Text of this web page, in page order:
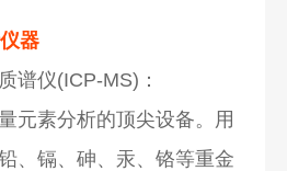
器
谱仪(ICP-MS)：
元素分析的顶尖设备。用
、镉、砷、汞、铬等重金